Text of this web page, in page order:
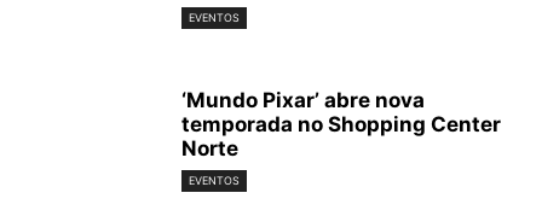
EVENTOS
‘Mundo Pixar’ abre nova
temporada no Shopping Center
Norte
EVENTOS